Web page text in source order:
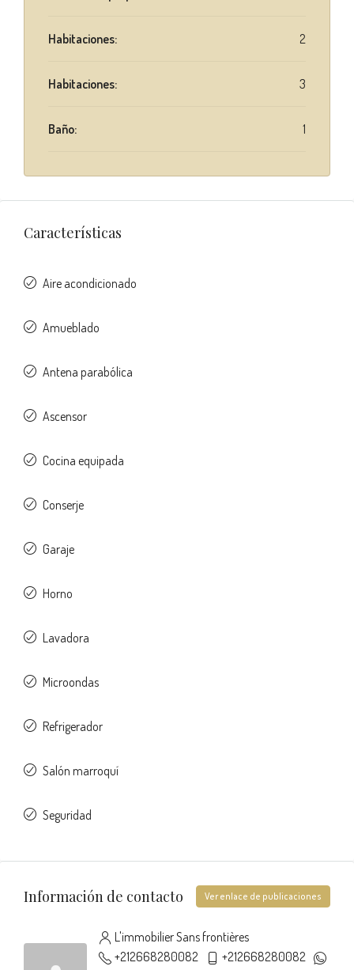
Habitaciones: 2
Habitaciones: 3
Baño: 1
Características
Aire acondicionado
Amueblado
Antena parabólica
Ascensor
Cocina equipada
Conserje
Garaje
Horno
Lavadora
Microondas
Refrigerador
Salón marroquí
Seguridad
Información de contacto Ver enlace de publicaciones
L'immobilier Sans frontières
+212668280082
+212668280082